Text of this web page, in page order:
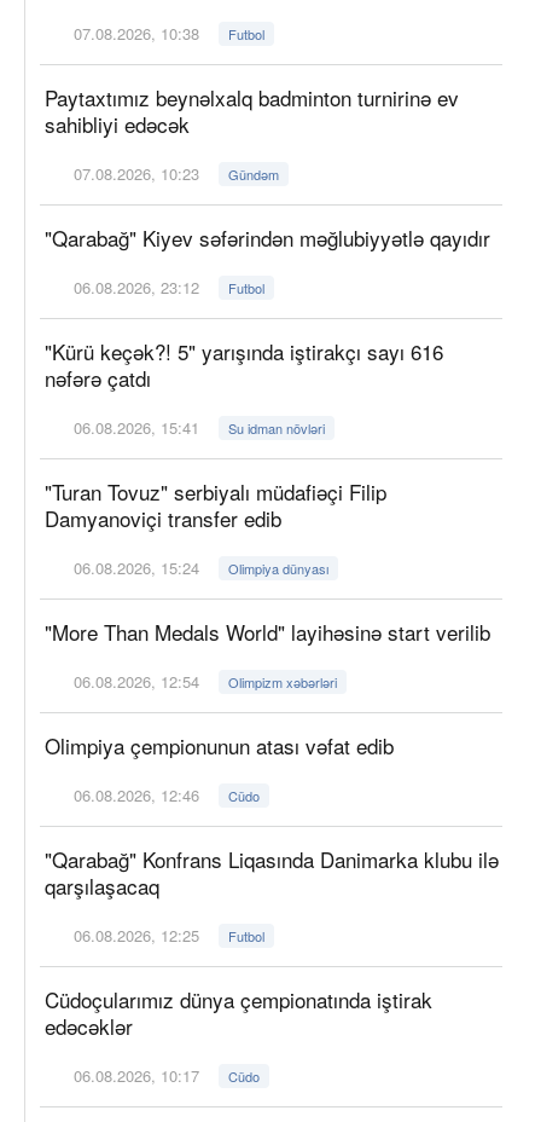
07.08.2026, 10:38 Futbol
Paytaxtımız beynəlxalq badminton turnirinə ev
sahibliyi edəcək
07.08.2026, 10:23 Gündəm
"Qarabağ" Kiyev səfərindən məğlubiyyətlə qayıdır
06.08.2026, 23:12 Futbol
"Kürü keçək?! 5" yarışında iştirakçı sayı 616
nəfərə çatdı
06.08.2026, 15:41 Su idman növləri
"Turan Tovuz" serbiyalı müdafiəçi Filip
Damyanoviçi transfer edib
06.08.2026, 15:24 Olimpiya dünyası
"More Than Medals World" layihəsinə start verilib
06.08.2026, 12:54 Olimpizm xəbərləri
Olimpiya çempionunun atası vəfat edib
06.08.2026, 12:46 Cüdo
"Qarabağ" Konfrans Liqasında Danimarka klubu ilə
qarşılaşacaq
06.08.2026, 12:25 Futbol
Cüdoçularımız dünya çempionatında iştirak
edəcəklər
06.08.2026, 10:17 Cüdo